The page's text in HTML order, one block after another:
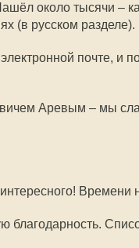
около тысячи –
(в русском разделе).
почте, и
Аревым – мы
Времени
благодарность.